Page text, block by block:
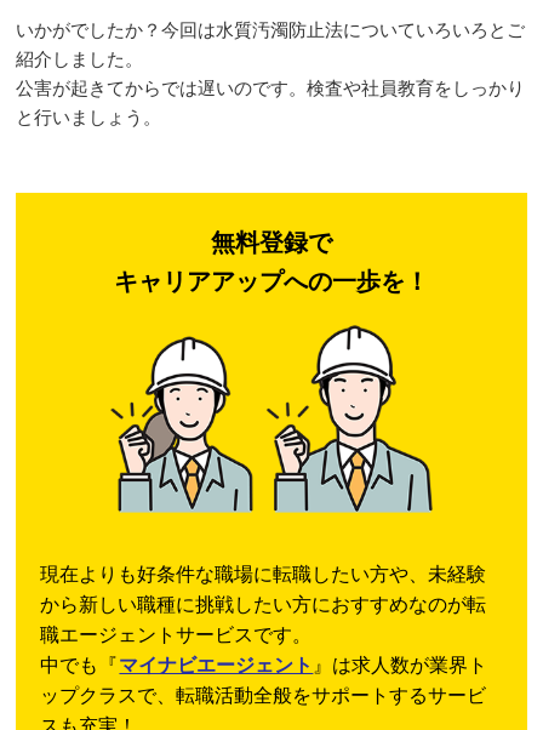
いかがでしたか？今回は水質汚濁防止法についていろいろとご
紹介しました。
公害が起きてからでは遅いのです。検査や社員教育をしっかり
と行いましょう。
無料登録で
キャリアアップへの一歩を！
現在よりも好条件な職場に転職したい方や、未経験
から新しい職種に挑戦したい方におすすめなのが転
職エージェントサービスです。
中でも『マイナビエージェント 』は求人数が業界ト
ップクラスで、転職活動全般をサポートするサービ